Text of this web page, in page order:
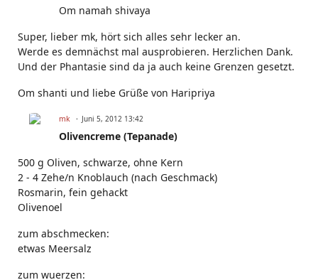
Om namah shivaya
Super, lieber mk, hört sich alles sehr lecker an.
Werde es demnächst mal ausprobieren. Herzlichen Dank.
Und der Phantasie sind da ja auch keine Grenzen gesetzt.
Om shanti und liebe Grüße von Haripriya
mk Juni 5, 2012 13:42
Olivencreme (Tepanade)
500 g Oliven, schwarze, ohne Kern
2 - 4 Zehe/n Knoblauch (nach Geschmack)
Rosmarin, fein gehackt
Olivenoel
zum abschmecken:
etwas Meersalz
zum wuerzen: